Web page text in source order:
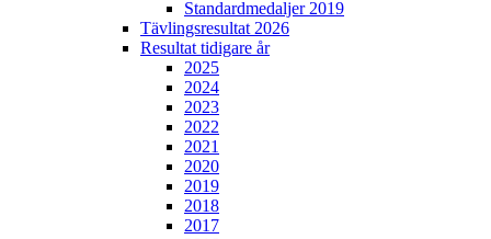
Standardmedaljer 2019
Tävlingsresultat 2026
Resultat tidigare år
2025
2024
2023
2022
2021
2020
2019
2018
2017